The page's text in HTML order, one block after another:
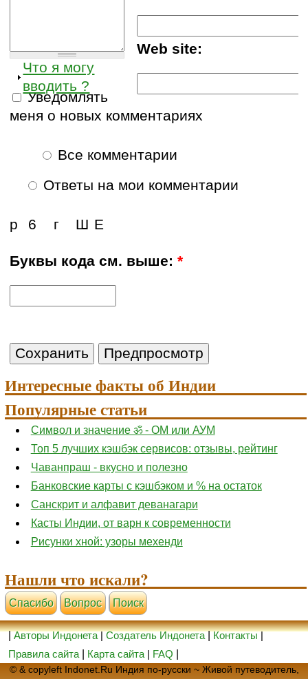
Web site:
Что я могу
вводить ?
Уведомлять
меня о новых комментариях
Все комментарии
Ответы на мои комментарии
Ш
г Е
р 6
Буквы кода см. выше:*
Интересные факты об Индии
Популярные статьи
Символ и значение ॐ - ОМ или АУМ
Топ 5 лучших кэшбэк сервисов: отзывы, рейтинг
Чаванпраш - вкусно и полезно
Банковские карты с кэшбэком и % на остаток
Санскрит и алфавит деванагари
Касты Индии, от варн к современности
Рисунки хной: узоры мехенди
Нашли что искали?
Cпасибо Вопрос Поиск
|Авторы Индонета|Создатель Индонета|Контакты|
Правила сайта
Карта сайта | FAQ
© & copyleft Indonet.Ru Индия по-русски ~ Живой путеводитель,